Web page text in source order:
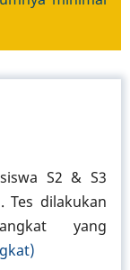
S2 & S3
Tes dilakukan
yang